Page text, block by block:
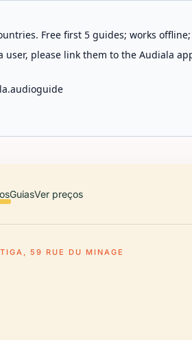
Free first 5 guides; works
please link them to the Audiala
GuiasVer preços
59 RUE DU MINAGE